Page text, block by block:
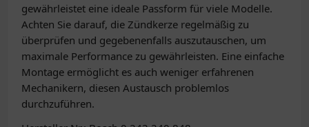
gewährleistet eine ideale Passform für viele Modelle.
Achten Sie darauf, die Zündkerze regelmäßig zu
überprüfen und gegebenenfalls auszutauschen, um
maximale Performance zu gewährleisten. Eine einfache
Montage ermöglicht es auch weniger erfahrenen
Mechanikern, diesen Austausch problemlos
durchzuführen.